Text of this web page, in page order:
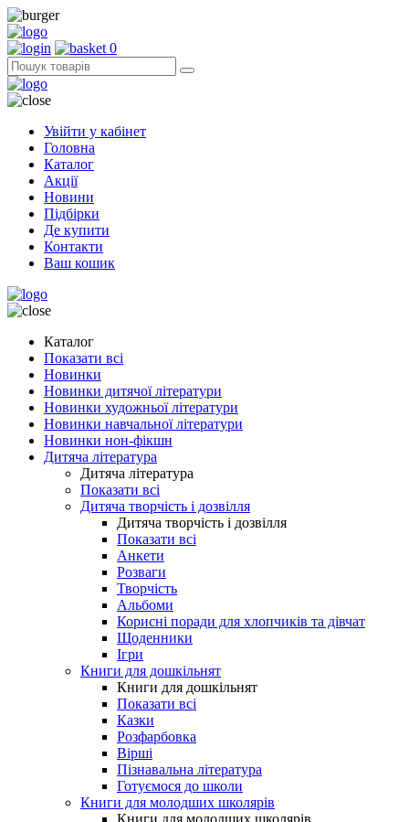
0
Увійти у кабінет
Головна
Каталог
Акції
Новини
Підбірки
Де купити
Контакти
Ваш кошик
Каталог
Показати всі
Новинки
Новинки дитячої літератури
Новинки художньої літератури
Новинки навчальної літератури
Новинки нон-фікшн
Дитяча література
Дитяча література
Показати всі
Дитяча творчість і дозвілля
Дитяча творчість і дозвілля
Показати всі
Анкети
Розваги
Творчість
Альбоми
Корисні поради для хлопчиків та дівчат
Щоденники
Ігри
Книги для дошкільнят
Книги для дошкільнят
Показати всі
Казки
Розфарбовка
Вірші
Пізнавальна література
Готуємося до школи
Книги для молодших школярів
Книги для молодших школярів